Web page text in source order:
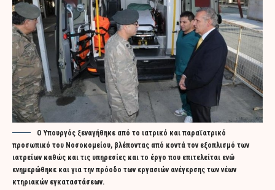
Ο Υπουργός ξεναγήθηκε από το ιατρικό και παραϊατρικό
προσωπικό του Νοσοκομείου, βλέποντας από κοντά τον εξοπλισμό των
ιατρείων καθώς και τις υπηρεσίες και το έργο που επιτελείται ενώ
ενημερώθηκε και για την πρόοδο των εργασιών ανέγερσης των νέων
κτηριακών εγκαταστάσεων.